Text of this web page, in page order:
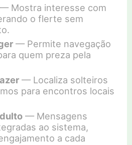
Mostra interesse com
o flerte sem
— Permite navegação
quem preza pela
— Localiza solteiros
para encontros locais
— Mensagens
ao sistema,
a cada